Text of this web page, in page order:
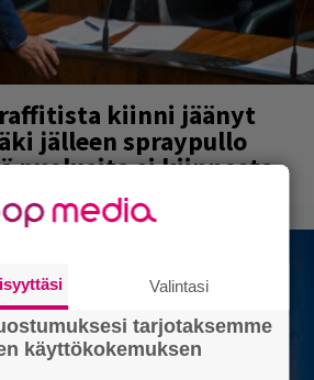
kiinni jäänyt
jälleen spraypullo
puolueita ei kiinnosta
Valintasi
tarjotaksemme
käyttökokemuksen